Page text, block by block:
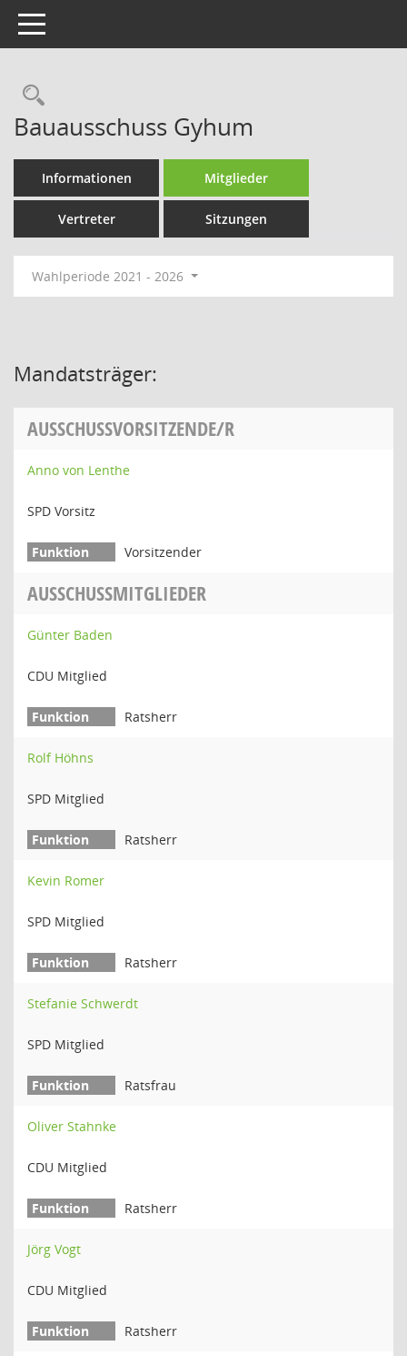
Toggle navigation
Rechercheauswahl
Bauausschuss Gyhum
Informationen Mitglieder
Vertreter Sitzungen
Wahlperiode 2021 - 2026
Mandatsträger:
AUSSCHUSSVORSITZENDE/R
Anno von Lenthe
SPD Vorsitz
Vorsitzender
AUSSCHUSSMITGLIEDER
Günter Baden
CDU Mitglied
Ratsherr
Rolf Höhns
SPD Mitglied
Ratsherr
Kevin Romer
SPD Mitglied
Ratsherr
Stefanie Schwerdt
SPD Mitglied
Ratsfrau
Oliver Stahnke
CDU Mitglied
Ratsherr
Jörg Vogt
CDU Mitglied
Ratsherr